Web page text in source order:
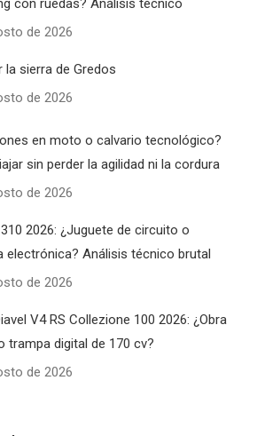
con ruedas? Análisis técnico
de 2026
la sierra de Gredos
de 2026
en moto o calvario tecnológico?
sin perder la agilidad ni la cordura
de 2026
2026: ¿Juguete de circuito o
electrónica? Análisis técnico brutal
de 2026
V4 RS Collezione 100 2026: ¿Obra
trampa digital de 170 cv?
de 2026